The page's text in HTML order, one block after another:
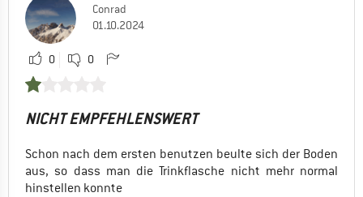
Conrad
01.10.2024
0 0
NICHT EMPFEHLENSWERT
Schon nach dem ersten benutzen beulte sich der Boden
aus, so dass man die Trinkflasche nicht mehr normal
hinstellen konnte